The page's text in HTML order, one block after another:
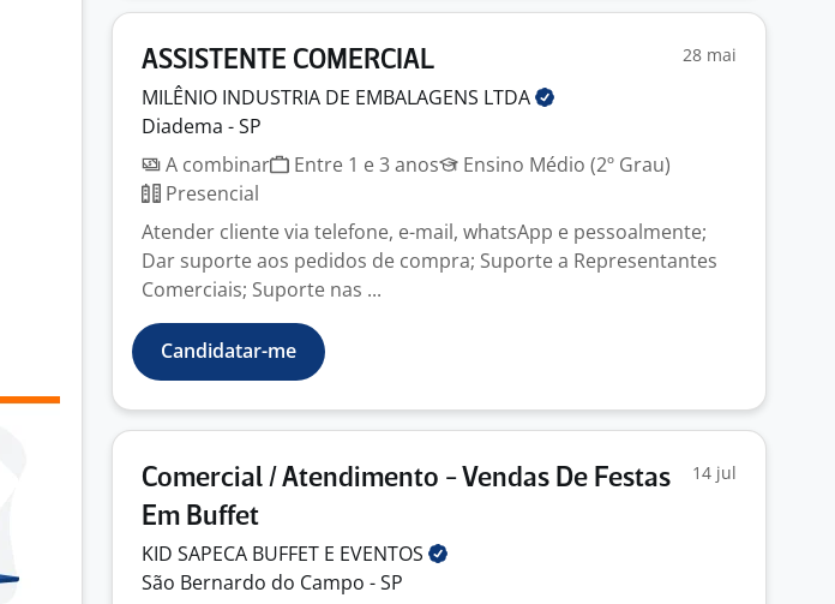
ASSISTENTE COMERCIAL 28 mai
MILÊNIO INDUSTRIA DE EMBALAGENS LTDA
Diadema - SP
A combinar
Entre 1 e 3 anos
Ensino Médio (2º Grau)
Presencial
Atender cliente via telefone, e-mail, whatsApp e pessoalmente;
Dar suporte aos pedidos de compra; Suporte a Representantes
Comerciais; Suporte nas ...
Candidatar-me
Comercial / Atendimento - Vendas De Festas
Em Buffet
14 jul
KID SAPECA BUFFET E EVENTOS
São Bernardo do Campo - SP